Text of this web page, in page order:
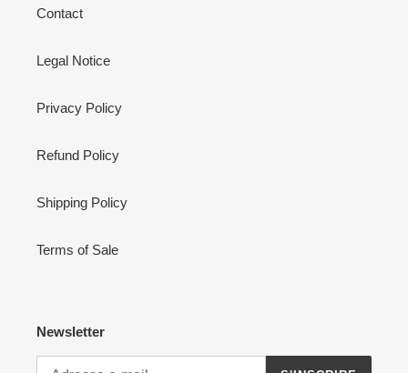
Contact
Legal Notice
Privacy Policy
Refund Policy
Shipping Policy
Terms of Sale
Newsletter